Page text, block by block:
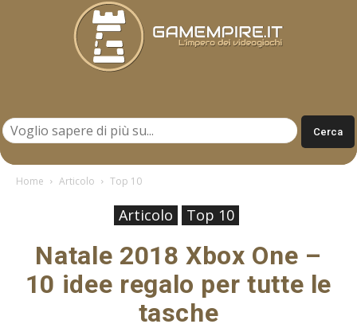
Home Articolo Top 10
Articolo Top 10
Natale 2018 Xbox One –
10 idee regalo per tutte le
tasche